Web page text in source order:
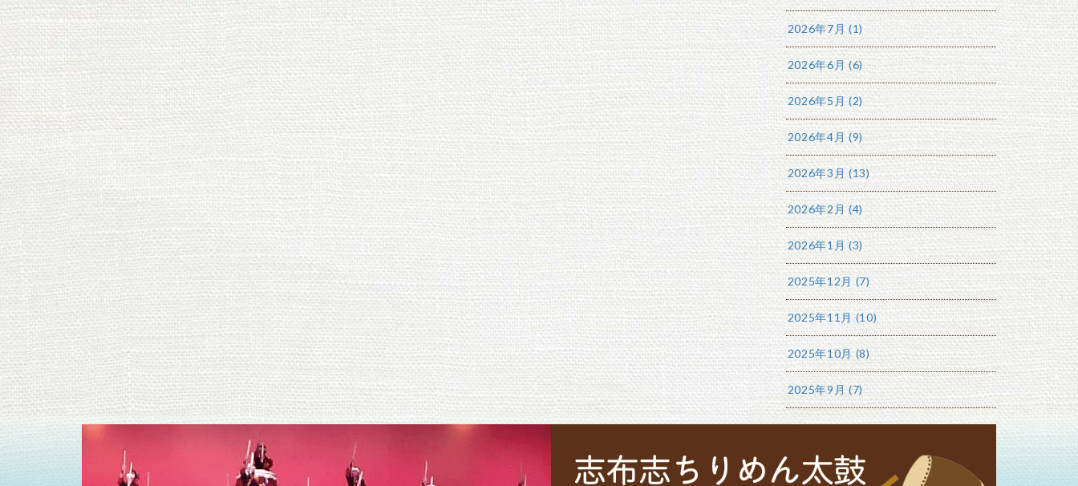
2026年7月 (1)
2026年6月 (6)
2026年5月 (2)
2026年4月 (9)
2026年3月 (13)
2026年2月 (4)
2026年1月 (3)
2025年12月 (7)
2025年11月 (10)
2025年10月 (8)
2025年9月 (7)